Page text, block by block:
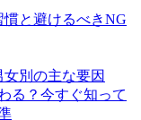
と避けるべきNG
別の主な要因
る？今すぐ知って